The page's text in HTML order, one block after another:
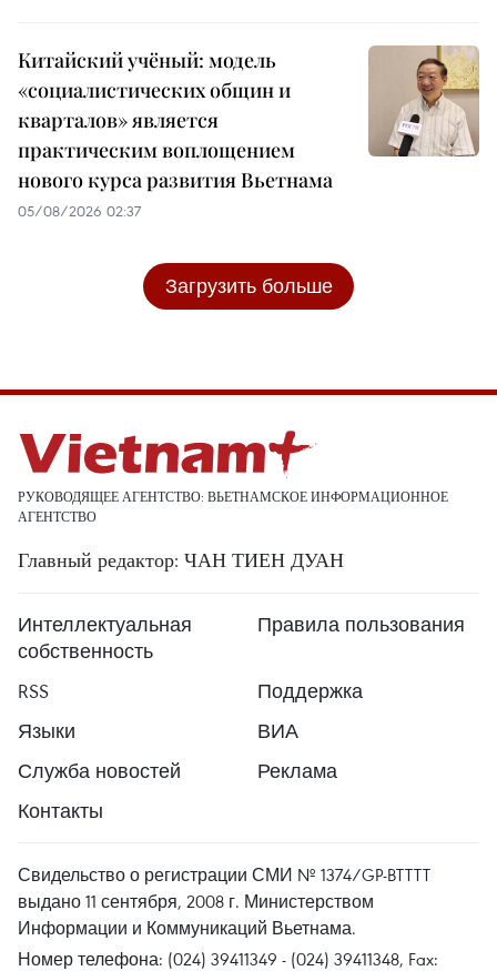
Китайский учёный: модель
«социалистических общин и
кварталов» является
практическим воплощением
нового курса развития Вьетнама
05/08/2026 02:37
Загрузить больше
РУКОВОДЯЩЕЕ АГЕНТСТВО: ВЬЕТНАМСКОЕ ИНФОРМАЦИОННОЕ
АГЕНТСТВО
Главный редактор: ЧАН ТИЕН ДУАН
Интеллектуальная
собственность
Правила пользования
RSS
Поддержка
Языки
ВИА
Служба новостей
Реклама
Контакты
Свидельство о регистрации СМИ № 1374/GP-BTTTT
выдано 11 сентября, 2008 г. Министерством
Информации и Коммуникаций Вьетнама.
Номер телефона: (024) 39411349 - (024) 39411348, Fax: